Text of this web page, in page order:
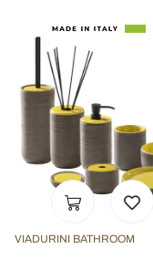
VIADURINI BATHROOM